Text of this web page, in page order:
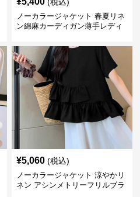
ノーカラージャケット 春夏リネ
ン綿麻カーディガン薄手レディ
¥5,060 (税込)
ノーカラージャケット 涼やかリ
ネン アシンメトリーフリルブラ